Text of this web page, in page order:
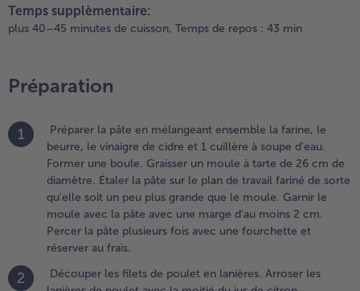
et
dans
Temps supplèmentaire:
plus 40–45 minutes de cuisson, Temps de repos : 43 min
Préparation
1
Préparer la pâte en mélangeant ensemble la farine, le
beurre, le vinaigre de cidre et 1 cuillère à soupe d'eau.
Former une boule. Graisser un moule à tarte de 26 cm de
diamètre. Étaler la pâte sur le plan de travail fariné de sorte
qu'elle soit un peu plus grande que le moule. Garnir le
moule avec la pâte avec une marge d'au moins 2 cm.
Percer la pâte plusieurs fois avec une fourchette et
réserver au frais.
2
Découper les filets de poulet en lanières. Arroser les